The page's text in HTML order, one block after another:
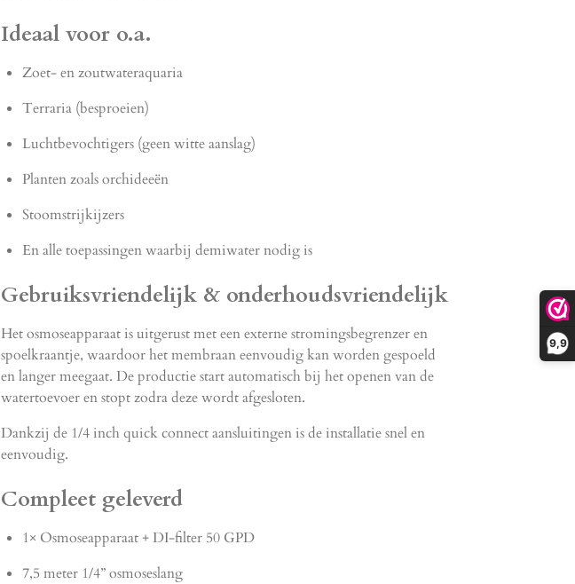
9,9
Ideaal voor o.a.
Zoet- en zoutwateraquaria
Terraria (besproeien)
Luchtbevochtigers (geen witte aanslag)
Planten zoals orchideeën
Stoomstrijkijzers
En alle toepassingen waarbij demiwater nodig is
Gebruiksvriendelijk & onderhoudsvriendelijk
Het osmoseapparaat is uitgerust met een externe stromingsbegrenzer en
spoelkraantje, waardoor het membraan eenvoudig kan worden gespoeld
en langer meegaat. De productie start automatisch bij het openen van de
watertoevoer en stopt zodra deze wordt afgesloten.
Dankzij de 1/4 inch quick connect aansluitingen is de installatie snel en
eenvoudig.
Compleet geleverd
1× Osmoseapparaat + DI-filter 50 GPD
7,5 meter 1/4” osmoseslang